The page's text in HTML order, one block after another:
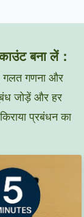
बना लें：
गलत गणना और
जोड़ें और हर
प्रबंधन का